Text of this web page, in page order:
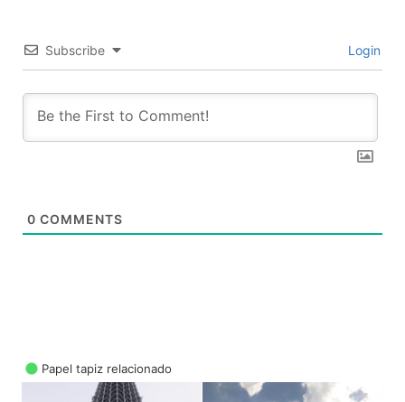
Subscribe Login
0 COMMENTS
Papel tapiz relacionado